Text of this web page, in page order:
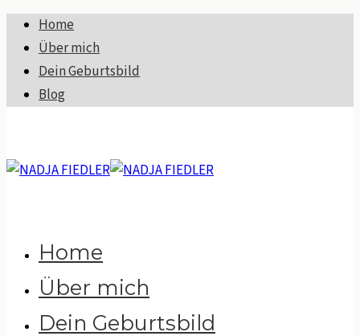
Home
Über mich
Dein Geburtsbild
Blog
Home
Über mich
Dein Geburtsbild